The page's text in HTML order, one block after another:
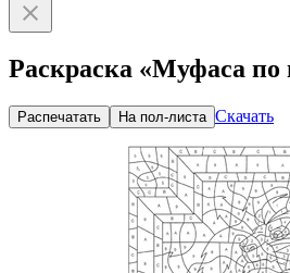
Раскраска «Муфаса по
Распечатать На пол-листа Скачать